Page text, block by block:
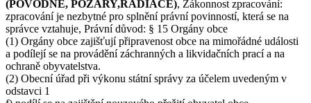
(POVODNĚ, POŽÁRY,RADIACE), Zákonnost zpracování:
zpracování je nezbytné pro splnění právní povinností, která se na
správce vztahuje, Právní důvod: § 15 Orgány obce
(1) Orgány obce zajišťují připravenost obce na mimořádné události
a podílejí se na provádění záchranných a likvidačních prací a na
ochraně obyvatelstva.
(2) Obecní úřad při výkonu státní správy za účelem uvedeným v
odstavci 1